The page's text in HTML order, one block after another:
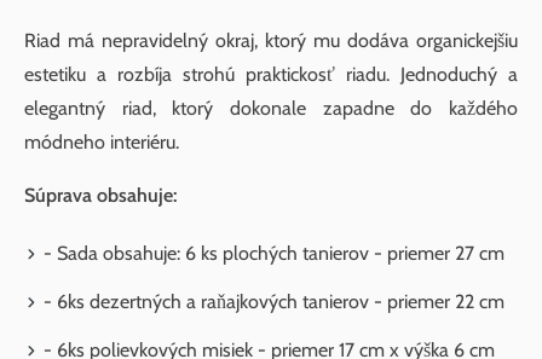
Riad má nepravidelný okraj, ktorý mu dodáva organickejšiu
estetiku a rozbíja strohú praktickosť riadu. Jednoduchý a
elegantný riad, ktorý dokonale zapadne do každého
módneho interiéru.
Súprava obsahuje:
- Sada obsahuje: 6 ks plochých tanierov - priemer 27 cm
- 6ks dezertných a raňajkových tanierov - priemer 22 cm
- 6ks polievkových misiek - priemer 17 cm x výška 6 cm